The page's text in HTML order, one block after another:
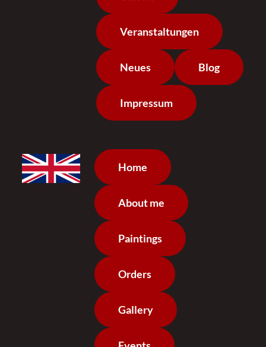
Veranstaltungen
Neues Blog
Impressum
Home
About me
Paintings
Orders
Gallery